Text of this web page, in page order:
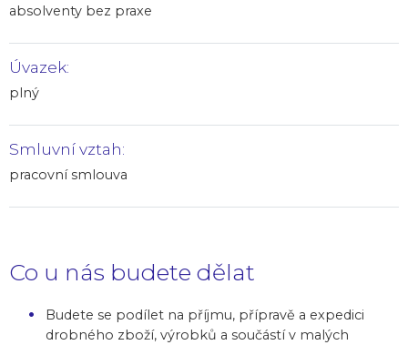
absolventy bez praxe
Úvazek:
plný
Smluvní vztah:
pracovní smlouva
Co u nás budete dělat
Budete se podílet na příjmu, přípravě a expedici
drobného zboží, výrobků a součástí v malých